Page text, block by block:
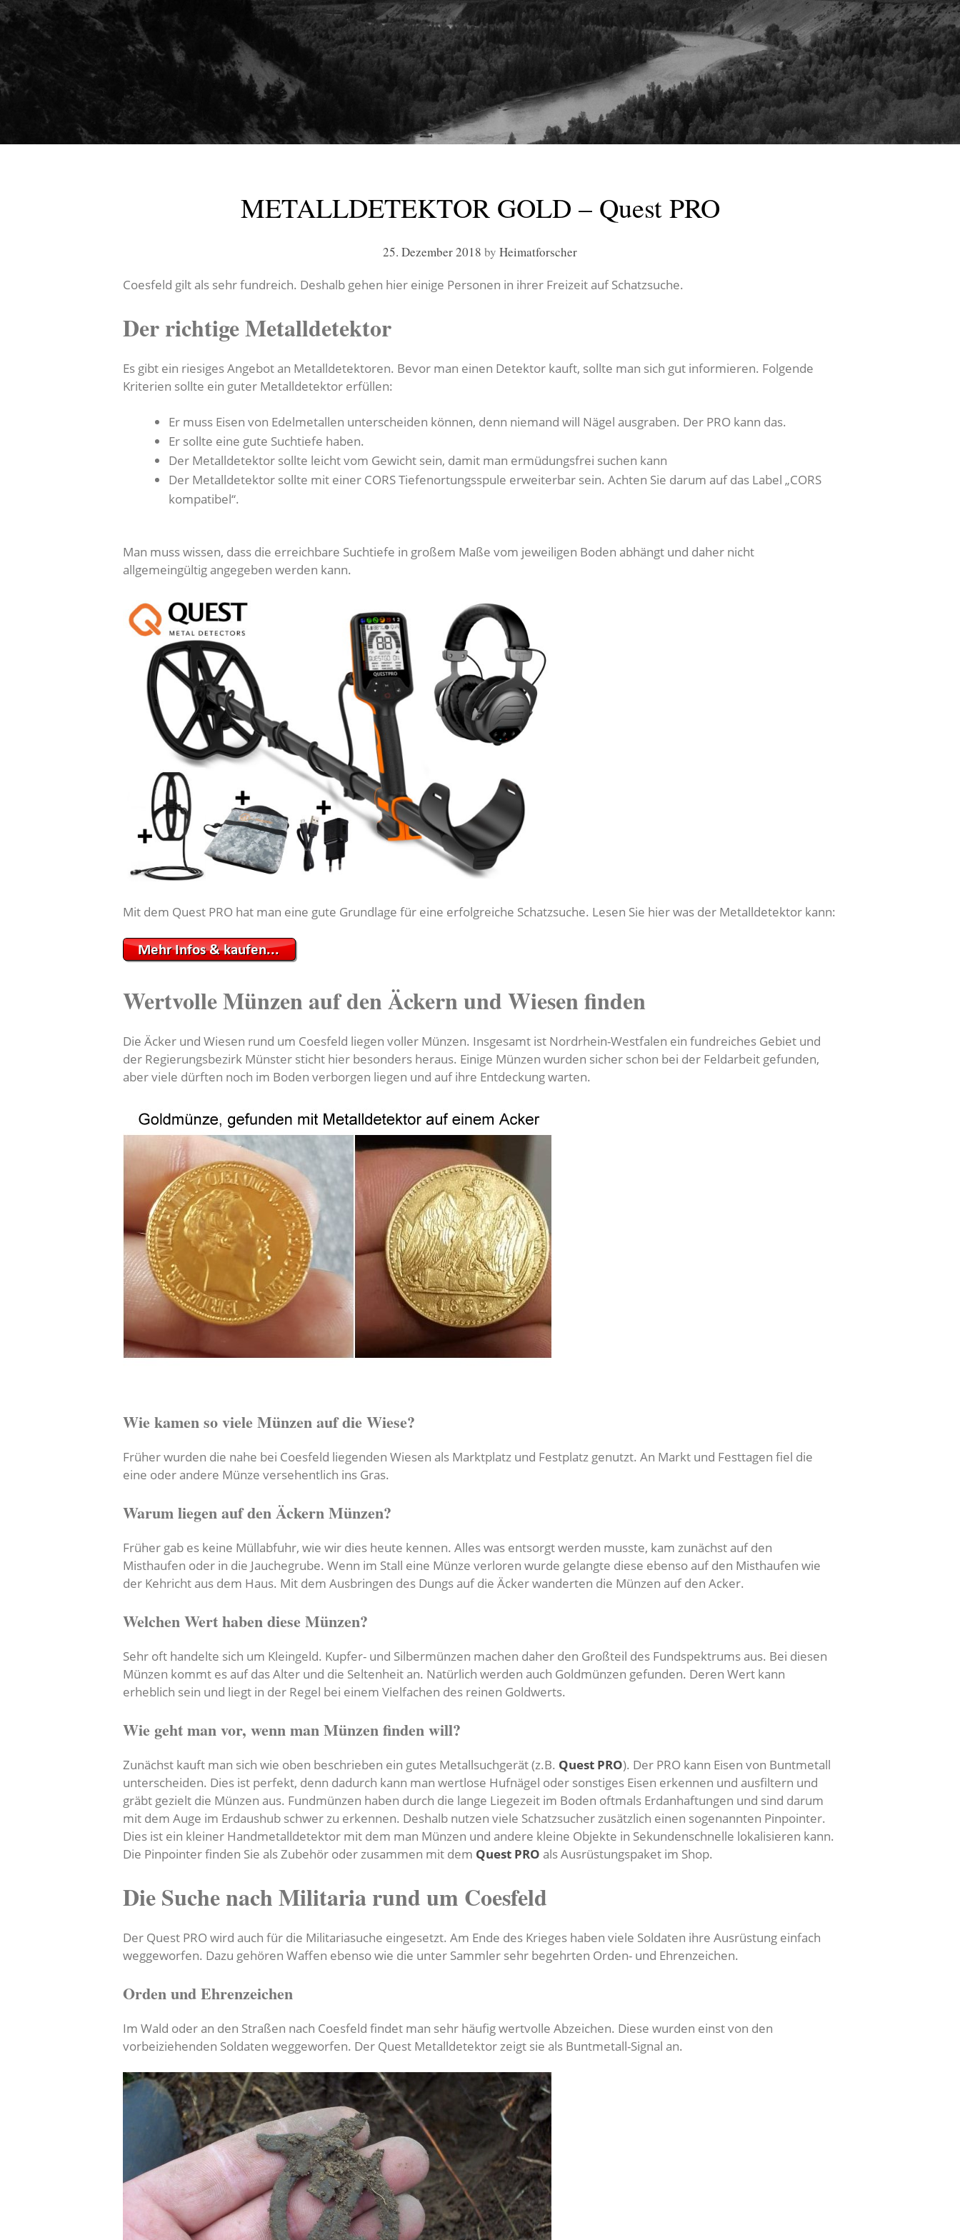
METALLDETEKTOR GOLD – Quest PRO
25. Dezember 2018 by Heimatforscher
Coesfeld gilt als sehr fundreich. Deshalb gehen hier einige Personen in ihrer Freizeit auf Schatzsuche.
Der richtige Metalldetektor
Es gibt ein riesiges Angebot an Metalldetektoren. Bevor man einen Detektor kauft, sollte man sich gut informieren. Folgende
Kriterien sollte ein guter Metalldetektor erfüllen:
Er muss Eisen von Edelmetallen unterscheiden können, denn niemand will Nägel ausgraben. Der PRO kann das.
Er sollte eine gute Suchtiefe haben.
Der Metalldetektor sollte leicht vom Gewicht sein, damit man ermüdungsfrei suchen kann
Der Metalldetektor sollte mit einer CORS Tiefenortungsspule erweiterbar sein. Achten Sie darum auf das Label „CORS
kompatibel“.
Man muss wissen, dass die erreichbare Suchtiefe in großem Maße vom jeweiligen Boden abhängt und daher nicht
allgemeingültig angegeben werden kann.
Mit dem Quest PRO hat man eine gute Grundlage für eine erfolgreiche Schatzsuche. Lesen Sie hier was der Metalldetektor kann:
Wertvolle Münzen auf den Äckern und Wiesen finden
Die Äcker und Wiesen rund um Coesfeld liegen voller Münzen. Insgesamt ist Nordrhein-Westfalen ein fundreiches Gebiet und
der Regierungsbezirk Münster sticht hier besonders heraus. Einige Münzen wurden sicher schon bei der Feldarbeit gefunden,
aber viele dürften noch im Boden verborgen liegen und auf ihre Entdeckung warten.
Wie kamen so viele Münzen auf die Wiese?
Früher wurden die nahe bei Coesfeld liegenden Wiesen als Marktplatz und Festplatz genutzt. An Markt und Festtagen fiel die
eine oder andere Münze versehentlich ins Gras.
Warum liegen auf den Äckern Münzen?
Früher gab es keine Müllabfuhr, wie wir dies heute kennen. Alles was entsorgt werden musste, kam zunächst auf den
Misthaufen oder in die Jauchegrube. Wenn im Stall eine Münze verloren wurde gelangte diese ebenso auf den Misthaufen wie
der Kehricht aus dem Haus. Mit dem Ausbringen des Dungs auf die Äcker wanderten die Münzen auf den Acker.
Welchen Wert haben diese Münzen?
Sehr oft handelte sich um Kleingeld. Kupfer- und Silbermünzen machen daher den Großteil des Fundspektrums aus. Bei diesen
Münzen kommt es auf das Alter und die Seltenheit an. Natürlich werden auch Goldmünzen gefunden. Deren Wert kann
erheblich sein und liegt in der Regel bei einem Vielfachen des reinen Goldwerts.
Wie geht man vor, wenn man Münzen finden will?
Zunächst kauft man sich wie oben beschrieben ein gutes Metallsuchgerät (z.B. Quest PRO). Der PRO kann Eisen von Buntmetall
unterscheiden. Dies ist perfekt, denn dadurch kann man wertlose Hufnägel oder sonstiges Eisen erkennen und ausfiltern und
gräbt gezielt die Münzen aus. Fundmünzen haben durch die lange Liegezeit im Boden oftmals Erdanhaftungen und sind darum
mit dem Auge im Erdaushub schwer zu erkennen. Deshalb nutzen viele Schatzsucher zusätzlich einen sogenannten Pinpointer.
Dies ist ein kleiner Handmetalldetektor mit dem man Münzen und andere kleine Objekte in Sekundenschnelle lokalisieren kann.
Die Pinpointer finden Sie als Zubehör oder zusammen mit dem Quest PRO als Ausrüstungspaket im Shop.
Die Suche nach Militaria rund um Coesfeld
Der Quest PRO wird auch für die Militariasuche eingesetzt. Am Ende des Krieges haben viele Soldaten ihre Ausrüstung einfach
weggeworfen. Dazu gehören Waffen ebenso wie die unter Sammler sehr begehrten Orden- und Ehrenzeichen.
Orden und Ehrenzeichen
Im Wald oder an den Straßen nach Coesfeld findet man sehr häufig wertvolle Abzeichen. Diese wurden einst von den
vorbeiziehenden Soldaten weggeworfen. Der Quest Metalldetektor zeigt sie als Buntmetall-Signal an.